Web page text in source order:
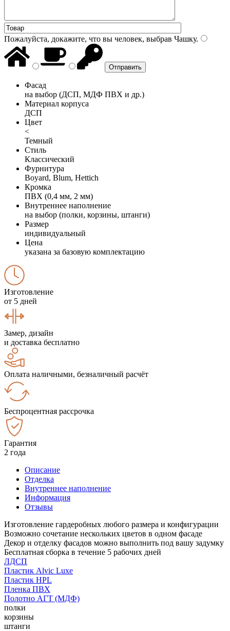
Пожалуйста, докажите, что вы человек, выбрав Чашку.
Фасад
на выбор (ДСП, МДФ ПВХ и др.)
Материал корпуса
ДСП
Цвет
<
Темный
Стиль
Классический
Фурнитура
Boyard, Blum, Hettich
Кромка
ПВХ (0,4 мм, 2 мм)
Внутреннее наполнение
на выбор (полки, корзины, штанги)
Размер
индивидуальный
Цена
указана за базовую комплектацию
Изготовление
от 5 дней
Замер, дизайн
и доставка бесплатно
Оплата наличными, безналичный расчёт
Беспроцентная рассрочка
Гарантия
2 года
Описание
Отделка
Внутреннее наполнение
Информация
Отзывы
Изготовление гардеробных любого размера и конфигурации
Возможно сочетание нескольких цветов в одном фасаде
Декор и отделку фасадов можно выполнить под вашу задумку
Бесплатная сборка в течение 5 рабочих дней
ЛДСП
Пластик Alvic Luxe
Пластик HPL
Пленка ПВХ
Полотно АГТ (МДФ)
полки
корзины
штанги